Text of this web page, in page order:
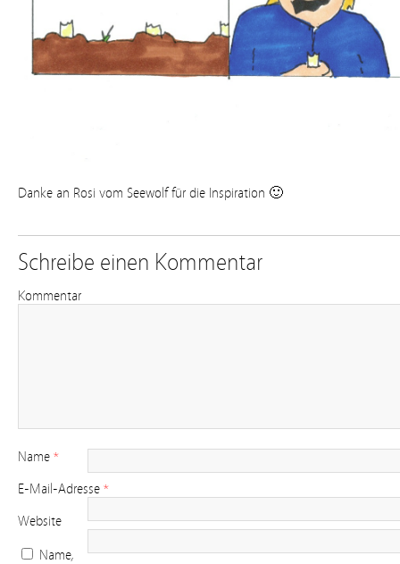
Danke an Rosi vom Seewolf für die Inspiration 🙂
Schreibe einen Kommentar
Kommentar
Name *
E-Mail-Adresse *
Website
Name,